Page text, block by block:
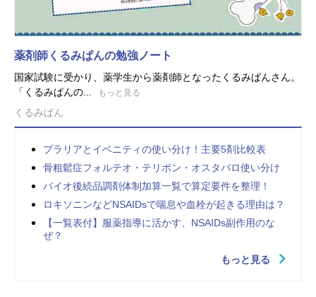
薬剤師くるみぱんの勉強ノート
国家試験に受かり、薬学生から薬剤師となったくるみぱんさん。
「くるみぱんの...
もっと見る
くるみぱん
プラリアとイベニティの使い分け！主要5剤比較表
骨粗鬆症フォルテオ・テリボン・オスタバロ使い分け
バイオ後続品調剤体制加算一覧で算定要件を整理！
ロキソニンなどNSAIDsで喘息や血栓が起きる理由は？
【一覧表付】服薬指導に活かす、NSAIDs副作用のな
ぜ？
もっと見る